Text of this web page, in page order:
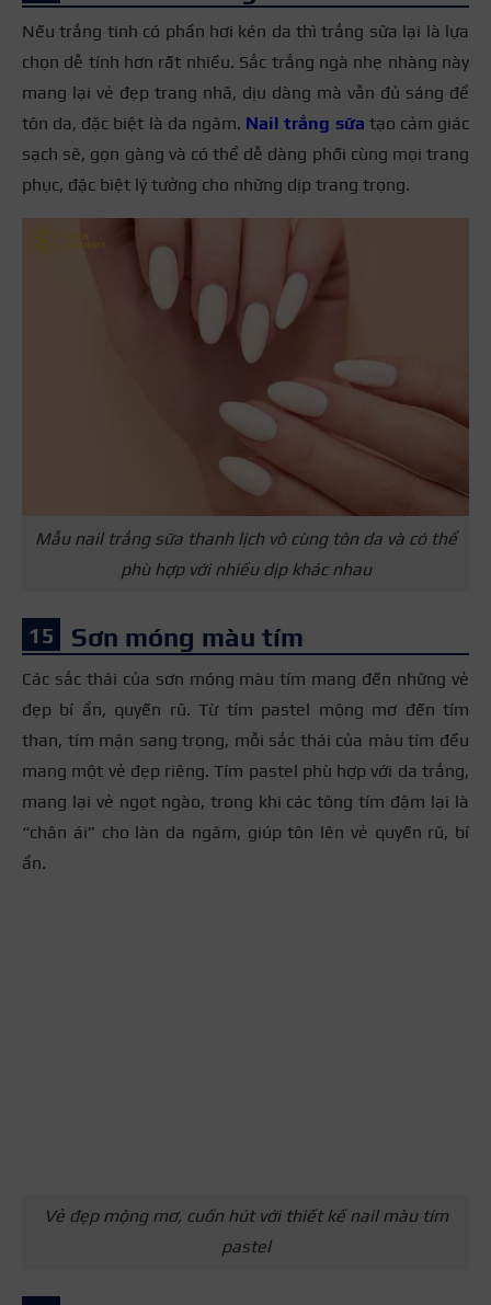
Nếu trắng tinh có phần hơi kén da thì trắng sữa lại là lựa
chọn dễ tính hơn rất nhiều. Sắc trắng ngà nhẹ nhàng này
mang lại vẻ đẹp trang nhã, dịu dàng mà vẫn đủ sáng để
tôn da, đặc biệt là da ngăm. Nail trắng sữa tạo cảm giác
sạch sẽ, gọn gàng và có thể dễ dàng phối cùng mọi trang
phục, đặc biệt lý tưởng cho những dịp trang trọng.
Mẫu nail trắng sữa thanh lịch vô cùng tôn da và có thể
phù hợp với nhiều dịp khác nhau
Sơn móng màu tím
Các sắc thái của sơn móng màu tím mang đến những vẻ
đẹp bí ẩn, quyến rũ. Từ tím pastel mộng mơ đến tím
than, tím mận sang trọng, mỗi sắc thái của màu tím đều
mang một vẻ đẹp riêng. Tím pastel phù hợp với da trắng,
mang lại vẻ ngọt ngào, trong khi các tông tím đậm lại là
“chân ái” cho làn da ngăm, giúp tôn lên vẻ quyến rũ, bí
ẩn.
Vẻ đẹp mộng mơ, cuốn hút với thiết kế nail màu tím
pastel